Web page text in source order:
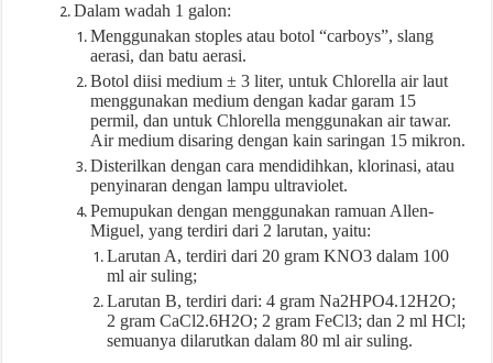
Dalam wadah 1 galon:
Menggunakan stoples atau botol “carboys”, slang
aerasi, dan batu aerasi.
Botol diisi medium ± 3 liter, untuk Chlorella air laut
menggunakan medium dengan kadar garam 15
permil, dan untuk Chlorella menggunakan air tawar.
Air medium disaring dengan kain saringan 15 mikron.
Disterilkan dengan cara mendidihkan, klorinasi, atau
penyinaran dengan lampu ultraviolet.
Pemupukan dengan menggunakan ramuan Allen-
Miguel, yang terdiri dari 2 larutan, yaitu:
Larutan A, terdiri dari 20 gram KNO3 dalam 100
ml air suling;
Larutan B, terdiri dari: 4 gram Na2HPO4.12H2O;
2 gram CaCl2.6H2O; 2 gram FeCl3; dan 2 ml HCl;
semuanya dilarutkan dalam 80 ml air suling.